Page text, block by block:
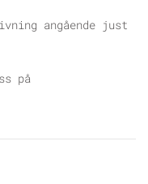
angående just
på